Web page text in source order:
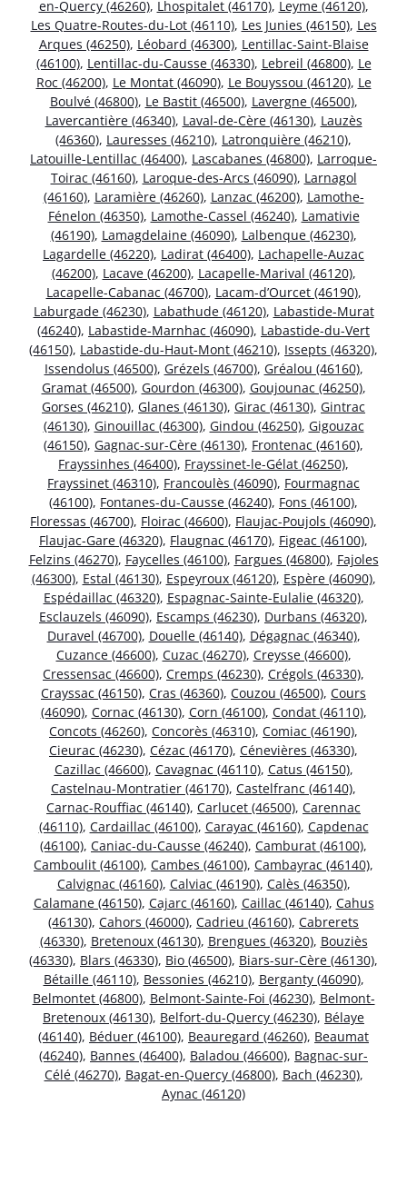
en-Quercy (46260), Lhospitalet (46170), Leyme (46120),
Les Quatre-Routes-du-Lot (46110), Les Junies (46150), Les
Arques (46250), Léobard (46300), Lentillac-Saint-Blaise
(46100), Lentillac-du-Causse (46330), Lebreil (46800), Le
Roc (46200), Le Montat (46090), Le Bouyssou (46120), Le
Boulvé (46800), Le Bastit (46500), Lavergne (46500),
Lavercantière (46340), Laval-de-Cère (46130), Lauzès
(46360), Lauresses (46210), Latronquière (46210),
Latouille-Lentillac (46400), Lascabanes (46800), Larroque-
Toirac (46160), Laroque-des-Arcs (46090), Larnagol
(46160), Laramière (46260), Lanzac (46200), Lamothe-
Fénelon (46350), Lamothe-Cassel (46240), Lamativie
(46190), Lamagdelaine (46090), Lalbenque (46230),
Lagardelle (46220), Ladirat (46400), Lachapelle-Auzac
(46200), Lacave (46200), Lacapelle-Marival (46120),
Lacapelle-Cabanac (46700), Lacam-d’Ourcet (46190),
Laburgade (46230), Labathude (46120), Labastide-Murat
(46240), Labastide-Marnhac (46090), Labastide-du-Vert
(46150), Labastide-du-Haut-Mont (46210), Issepts (46320),
Issendolus (46500), Grézels (46700), Gréalou (46160),
Gramat (46500), Gourdon (46300), Goujounac (46250),
Gorses (46210), Glanes (46130), Girac (46130), Gintrac
(46130), Ginouillac (46300), Gindou (46250), Gigouzac
(46150), Gagnac-sur-Cère (46130), Frontenac (46160),
Frayssinhes (46400), Frayssinet-le-Gélat (46250),
Frayssinet (46310), Francoulès (46090), Fourmagnac
(46100), Fontanes-du-Causse (46240), Fons (46100),
Floressas (46700), Floirac (46600), Flaujac-Poujols (46090),
Flaujac-Gare (46320), Flaugnac (46170), Figeac (46100),
Felzins (46270), Faycelles (46100), Fargues (46800), Fajoles
(46300), Estal (46130), Espeyroux (46120), Espère (46090),
Espédaillac (46320), Espagnac-Sainte-Eulalie (46320),
Esclauzels (46090), Escamps (46230), Durbans (46320),
Duravel (46700), Douelle (46140), Dégagnac (46340),
Cuzance (46600), Cuzac (46270), Creysse (46600),
Cressensac (46600), Cremps (46230), Crégols (46330),
Crayssac (46150), Cras (46360), Couzou (46500), Cours
(46090), Cornac (46130), Corn (46100), Condat (46110),
Concots (46260), Concorès (46310), Comiac (46190),
Cieurac (46230), Cézac (46170), Cénevières (46330),
Cazillac (46600), Cavagnac (46110), Catus (46150),
Castelnau-Montratier (46170), Castelfranc (46140),
Carnac-Rouffiac (46140), Carlucet (46500), Carennac
(46110), Cardaillac (46100), Carayac (46160), Capdenac
(46100), Caniac-du-Causse (46240), Camburat (46100),
Camboulit (46100), Cambes (46100), Cambayrac (46140),
Calvignac (46160), Calviac (46190), Calès (46350),
Calamane (46150), Cajarc (46160), Caillac (46140), Cahus
(46130), Cahors (46000), Cadrieu (46160), Cabrerets
(46330), Bretenoux (46130), Brengues (46320), Bouziès
(46330), Blars (46330), Bio (46500), Biars-sur-Cère (46130),
Bétaille (46110), Bessonies (46210), Berganty (46090),
Belmontet (46800), Belmont-Sainte-Foi (46230), Belmont-
Bretenoux (46130), Belfort-du-Quercy (46230), Bélaye
(46140), Béduer (46100), Beauregard (46260), Beaumat
(46240), Bannes (46400), Baladou (46600), Bagnac-sur-
Célé (46270), Bagat-en-Quercy (46800), Bach (46230),
Aynac (46120)